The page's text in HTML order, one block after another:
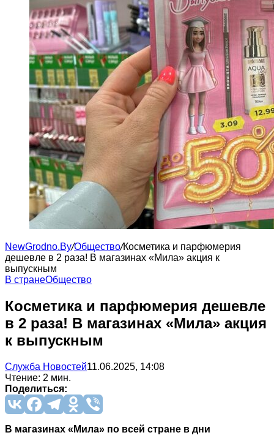
NewGrodno.By/Общество/Косметика и парфюмерия
дешевле в 2 раза! В магазинах «Мила» акция к
выпускным
В странеОбщество
Косметика и парфюмерия дешевле
в 2 раза! В магазинах «Мила» акция
к выпускным
Служба Новостей11.06.2025, 14:08
Чтение: 2 мин.
Поделиться:
В магазинах «Мила» по всей стране в дни